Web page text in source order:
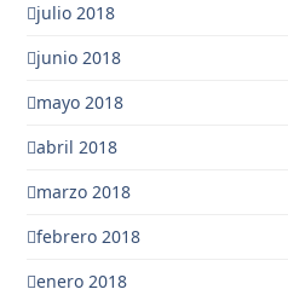
julio 2018
junio 2018
mayo 2018
abril 2018
marzo 2018
febrero 2018
enero 2018